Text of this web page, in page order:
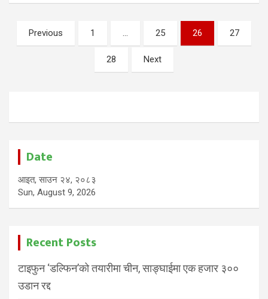
Posts
pagination
Previous 1 … 25 26 27
28 Next
Date
आइत, साउन २४, २०८३
Sun, August 9, 2026
Recent Posts
टाइफुन ‘डल्फिन’को तयारीमा चीन, साङ्घाईमा एक हजार ३००
उडान रद्द